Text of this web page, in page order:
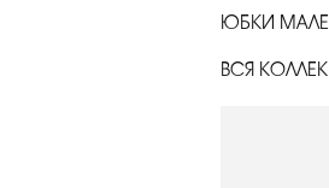
ЮБКИ
ВСЯ